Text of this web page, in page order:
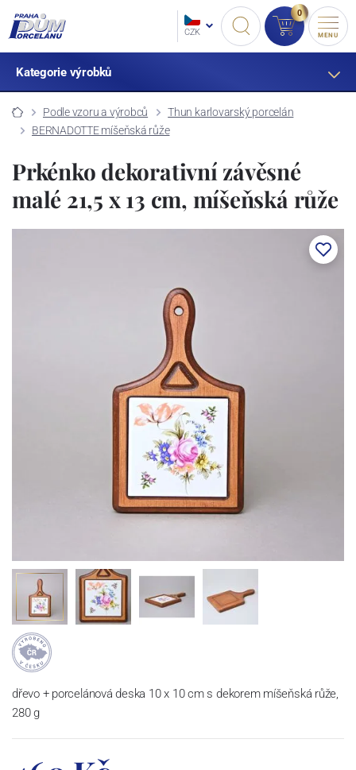
CZK
0
MENU
Kategorie výrobků
Podle vzoru a výrobců
Thun karlovarský porcelán
BERNADOTTE míšeňská růže
Prkénko dekorativní závěsné
malé 21,5 x 13 cm, míšeňská růže
dřevo + porcelánová deska 10 x 10 cm s dekorem míšeňská růže,
280 g